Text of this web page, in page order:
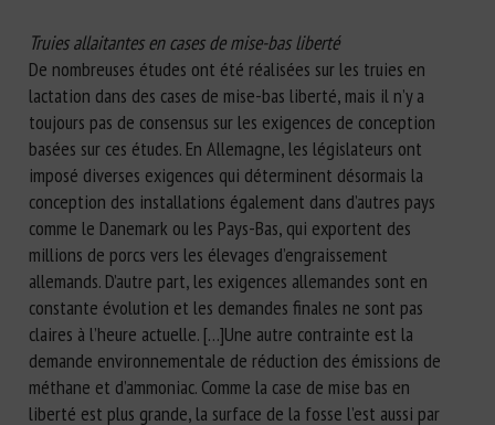
Truies allaitantes en cases de mise-bas liberté
De nombreuses études ont été réalisées sur les truies en
lactation dans des cases de mise-bas liberté, mais il n’y a
toujours pas de consensus sur les exigences de conception
basées sur ces études. En Allemagne, les législateurs ont
imposé diverses exigences qui déterminent désormais la
conception des installations également dans d’autres pays
comme le Danemark ou les Pays-Bas, qui exportent des
millions de porcs vers les élevages d’engraissement
allemands. D’autre part, les exigences allemandes sont en
constante évolution et les demandes finales ne sont pas
claires à l’heure actuelle. […]Une autre contrainte est la
demande environnementale de réduction des émissions de
méthane et d’ammoniac. Comme la case de mise bas en
liberté est plus grande, la surface de la fosse l’est aussi par